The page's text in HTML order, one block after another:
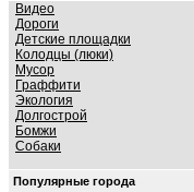
Видео
Дороги
Детские площадки
Колодцы (люки)
Мусор
Граффити
Экология
Долгострой
Бомжи
Собаки
Популярные города